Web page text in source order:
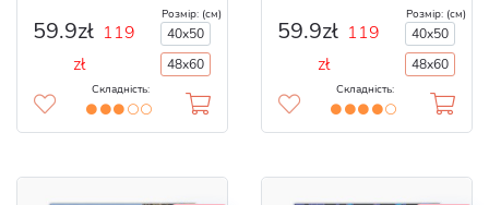
59.9zł 119
zł
Розмір: (см)
40x50
48x60
Складність:
59.9zł 119
zł
Розмір: (см)
40x50
48x60
Складність: